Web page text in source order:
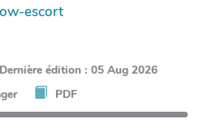
escort
Dernière édition : 05 Aug 2026
PDF